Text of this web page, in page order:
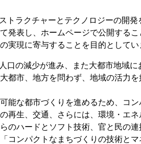
ラクチャーとテクノロジーの開
発表し、ホームページで公開する
実現に寄与することを目的としてい
口の減少が進み、また大都市地域
都市、地方を問わず、地域の活力
能な都市づくりを進めるため、コ
再生、交通、さらには、環境・エ
のハードとソフト技術、官と民の
コンパクトなまちづくりの技術と